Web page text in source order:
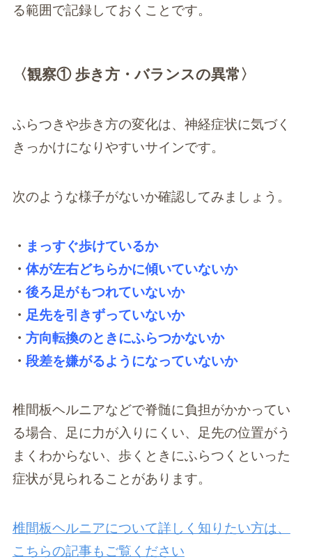
る範囲で記録しておくことです。
〈観察① 歩き方・バランスの異常〉
ふらつきや歩き方の変化は、神経症状に気づく
きっかけになりやすいサインです。
次のような様子がないか確認してみましょう。
・ まっすぐ歩けているか
・ 体が左右どちらかに傾いていないか
・ 後ろ足がもつれていないか
・ 足先を引きずっていないか
・ 方向転換のときにふらつかないか
・ 段差を嫌がるようになっていないか
椎間板ヘルニアなどで脊髄に負担がかかってい
る場合、足に力が入りにくい、足先の位置がう
まくわからない、歩くときにふらつくといった
症状が見られることがあります。
椎間板ヘルニアについて詳しく知りたい方は、
こちらの記事もご覧ください